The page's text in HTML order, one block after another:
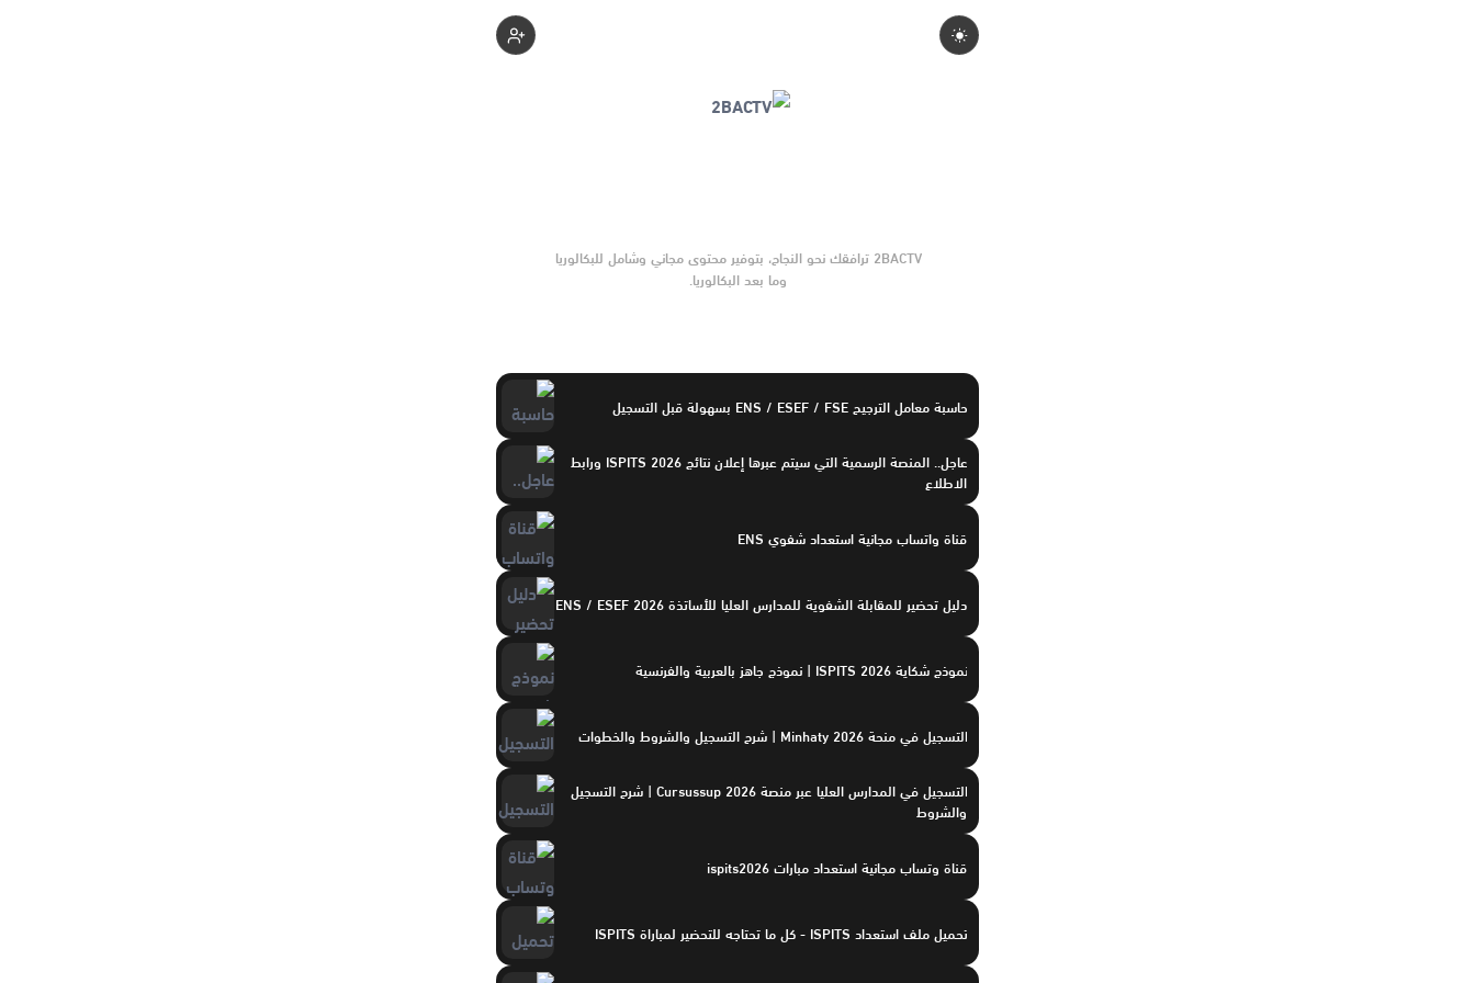
2BACTV ترافقك نحو النجاح، بتوفير محتوى مجاني وشامل للبكالوريا
وما بعد البكالوريا.
حاسبة معامل الترجيح ENS / ESEF / FSE بسهولة قبل التسجيل
عاجل.. المنصة الرسمية التي سيتم عبرها إعلان نتائج ISPITS 2026 ورابط
الاطلاع
قناة واتساب مجانية استعداد شفوي ENS
دليل تحضير للمقابلة الشفوية للمدارس العليا للأساتذة ENS / ESEF 2026
نموذج شكاية ISPITS 2026 | نموذج جاهز بالعربية والفرنسية
التسجيل في منحة Minhaty 2026 | شرح التسجيل والشروط والخطوات
التسجيل في المدارس العليا عبر منصة Cursussup 2026 | شرح التسجيل
والشروط
قناة وتساب مجانية استعداد مبارات ispits2026
تحميل ملف استعداد ISPITS - كل ما تحتاجه للتحضير لمباراة ISPITS